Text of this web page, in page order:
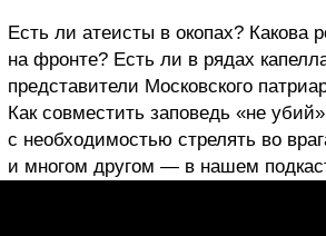
Есть ли атеисты в окопах? Какова
на фронте? Есть ли в рядах
представители Московского
Как совместить заповедь «не убий»
с необходимостью стрелять во
и многом другом — в нашем